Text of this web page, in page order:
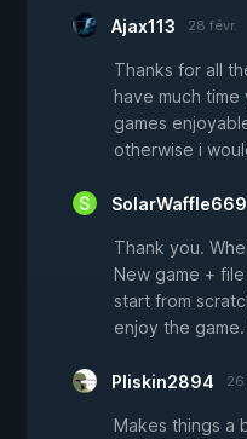
Ajax113 28 févr.
Thanks for all
have much
games
otherwise i
SolarWaffle669
Thank you.
New game +
start from
enjoy the
Pliskin2894 26
Makes things a